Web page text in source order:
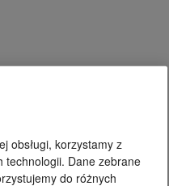
obsługi, korzystamy z
technologii. Dane zebrane
do różnych